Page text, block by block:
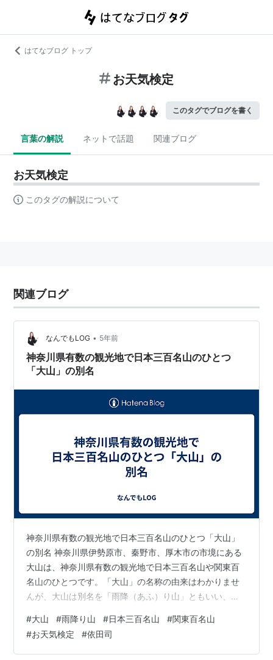
はてなブログ トップ
お天気検定
このタグでブログを書く
言葉の解説 ネットで話題 関連ブログ
お天気検定
このタグの解説について
関連ブログ
なんでもLOG • 5年前
神奈川県有数の観光地で日本三百名山のひとつ
「大山」の別名
神奈川県有数の観光地で日本三百名山のひとつ「大山」
の別名 神奈川県伊勢原市、秦野市、厚木市の市境にある
大山は、神奈川県有数の観光地で日本三百名山や関東百
名山のひとつです。「大山」の名称の由来はわかりませ
んが、大山は別名を「雨降（あふ）り山」ともいい、大
す。 名前の由来は諸説ありますが、江戸時代の書物「新
編相模国風土記稿」には、「大山の頂上には常に雲がか
かっていて、人里に雨が降らないときでも、山中は雨模
#大山 #雨降り山 #日本三百名山 #関東百名山
#お天気検定 #依田司